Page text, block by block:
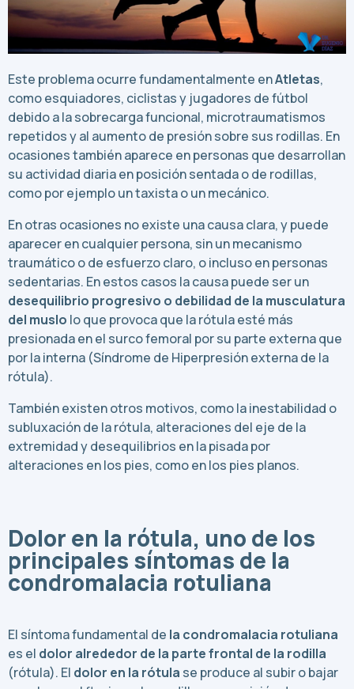
Este problema ocurre fundamentalmente enAtletas,
como esquiadores, ciclistas y jugadores de fútbol
debido a la sobrecarga funcional, microtraumatismos
repetidos y al aumento de presión sobre sus rodillas. En
ocasiones también aparece en personas que desarrollan
su actividad diaria en posición sentada o de rodillas,
como por ejemplo un taxista o un mecánico.
En otras ocasiones no existe una causa clara, y puede
aparecer en cualquier persona, sin un mecanismo
traumático o de esfuerzo claro, o incluso en personas
sedentarias. En estos casos la causa puede ser un
desequilibrio progresivo o debilidad de la musculatura
del muslo lo que provoca que la rótula esté más
presionada en el surco femoral por su parte externa que
por la interna (Síndrome de Hiperpresión externa de la
rótula).
También existen otros motivos, como la inestabilidad o
subluxación de la rótula, alteraciones del eje de la
extremidad y desequilibrios en la pisada por
alteraciones en los pies, como en los pies planos.
Dolor en la rótula, uno de los
principales síntomas de la
condromalacia rotuliana
El síntoma fundamental de la condromalacia rotuliana
es el dolor alrededor de la parte frontal de la rodilla
(rótula). El dolor en la rótula se produce al subir o bajar